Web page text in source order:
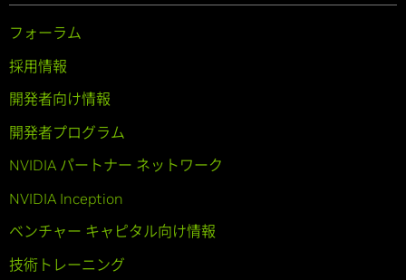
フォーラム
採用情報
開発者向け情報
開発者プログラム
NVIDIA パートナー ネットワーク
NVIDIA Inception
ベンチャー キャピタル向け情報
技術トレーニング